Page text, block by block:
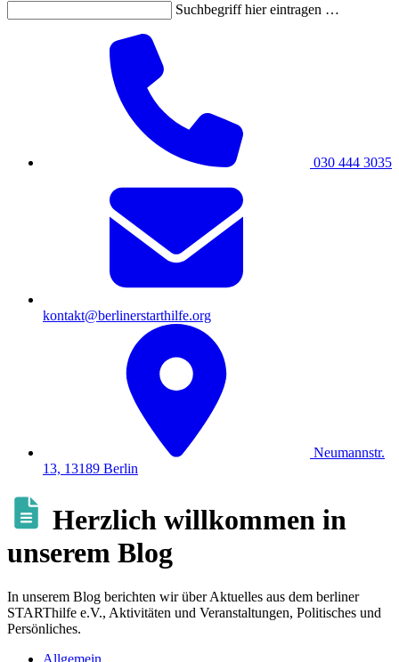
Suchbegriff hier eintragen …
030 444 3035
kontakt@berlinerstarthilfe.org
Neumannstr.
13, 13189 Berlin
Herzlich willkommen in
unserem Blog
In unserem Blog berichten wir über Aktuelles aus dem berliner
STARThilfe e.V., Aktivitäten und Veranstaltungen, Politisches und
Persönliches.
Allgemein